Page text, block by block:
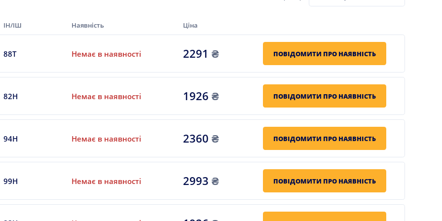
ІН/ІШ Наявність Ціна
88T Немає в наявності 2291 ₴ ПОВІДОМИТИ ПРО НАЯВНІСТЬ
82H Немає в наявності 1926 ₴ ПОВІДОМИТИ ПРО НАЯВНІСТЬ
94H Немає в наявності 2360 ₴ ПОВІДОМИТИ ПРО НАЯВНІСТЬ
99H Немає в наявності 2993 ₴ ПОВІДОМИТИ ПРО НАЯВНІСТЬ